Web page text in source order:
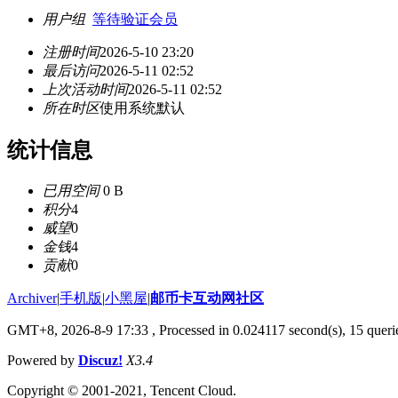
用户组 等待验证会员
注册时间2026-5-10 23:20
最后访问2026-5-11 02:52
上次活动时间2026-5-11 02:52
所在时区使用系统默认
统计信息
已用空间0 B
积分4
威望0
金钱4
贡献0
Archiver|手机版|小黑屋|邮币卡互动网社区
GMT+8, 2026-8-9 17:33 , Processed in 0.024117 second(s), 15
Powered by Discuz! X3.4
Copyright © 2001-2021, Tencent Cloud.